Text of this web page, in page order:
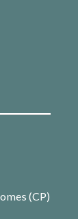
(CP)